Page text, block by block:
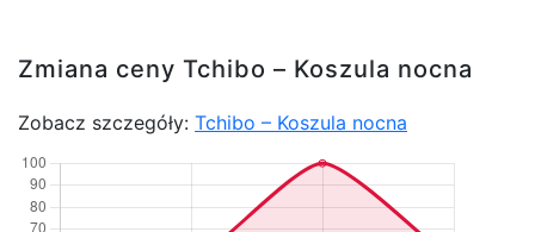
Zmiana ceny Tchibo – Koszula nocna
Zobacz szczegóły: Tchibo – Koszula nocna